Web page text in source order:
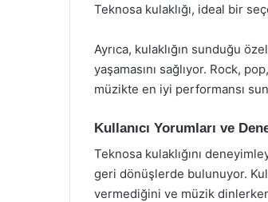
Teknosa kulaklığı, ideal bir
Ayrıca, kulaklığın sunduğu
yaşamasını sağlıyor. Rock,
müzikte en iyi performansı
Kullanıcı Yorumları ve
Teknosa kulaklığını
geri dönüşlerde bulunuyor.
vermediğini ve müzik dinlerken